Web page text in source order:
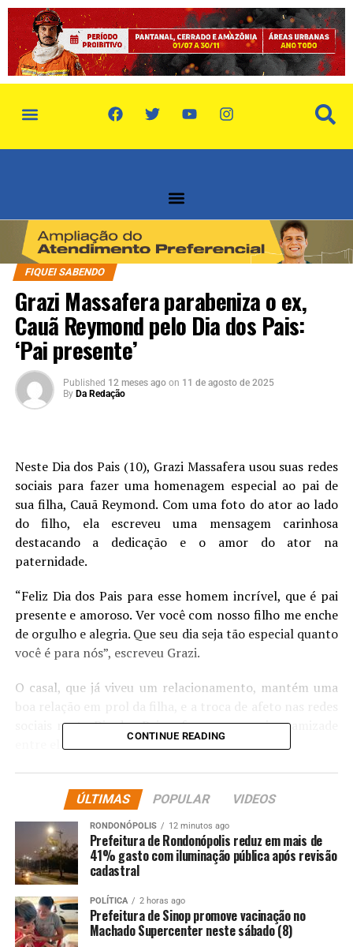
FIQUEI SABENDO
Grazi Massafera parabeniza o ex,
Cauã Reymond pelo Dia dos Pais:
‘Pai presente’
Published 12 meses ago on 11 de agosto de 2025
By Da Redação
Neste Dia dos Pais (10), Grazi Massafera usou suas redes
sociais para fazer uma homenagem especial ao pai de
sua filha, Cauã Reymond. Com uma foto do ator ao lado
do filho, ela escreveu uma mensagem carinhosa
destacando a dedicação e o amor do ator na
paternidade.
“Feliz Dia dos Pais para esse homem incrível, que é pai
presente e amoroso. Ver você com nosso filho me enche
de orgulho e alegria. Que seu dia seja tão especial quanto
você é para nós”, escreveu Grazi.
O casal, que já viveu um relacionamento, mantém uma
boa relação em prol da filha, e a troca de afeto nas redes
sociais neste Dia dos Pais reforça a parceria e amizade
entre eles. Confira abaixo:CONTINUE READING
ÚLTIMAS POPULAR VIDEOS
RONDONÓPOLIS 12 minutos ago
Prefeitura de Rondonópolis reduz em mais de
41% gasto com iluminação pública após revisão
cadastral
POLÍTICA 2 horas ago
Prefeitura de Sinop promove vacinação no
Machado Supercenter neste sábado (8)